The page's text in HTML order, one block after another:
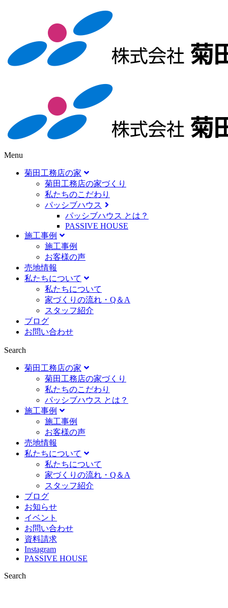
Menu
菊田工務店の家
菊田工務店の家づくり​
私たちのこだわり
パッシブハウス
パッシブハウス とは？
PASSIVE HOUSE
施工事例
施⼯事例
お客様の声
売地情報
私たちについて
私たちについて
家づくりの流れ・Q＆A
スタッフ紹介
ブログ
お問い合わせ
Search
菊田工務店の家
菊田工務店の家づくり​
私たちのこだわり
パッシブハウス とは？
施工事例
施⼯事例
お客様の声
売地情報
私たちについて
私たちについて
家づくりの流れ・Q＆A
スタッフ紹介
ブログ
お知らせ
イベント
お問い合わせ
資料請求
Instagram
PASSIVE HOUSE
Search